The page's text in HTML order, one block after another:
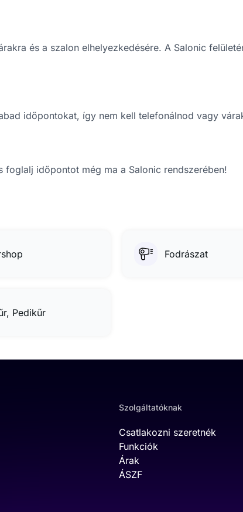
és a szalon elhelyezkedésére. A Salonic
időpontokat, így nem kell telefonálnod vagy
időpontot még ma a Salonic rendszerében!
Fodrászat
Pedikűr
Szolgáltatóknak
Csatlakozni szeretnék
Funkciók
Árak
ÁSZF